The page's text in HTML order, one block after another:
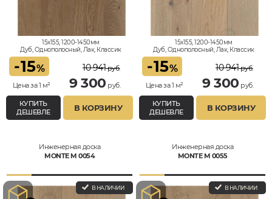
15x155, 1200-1450мм
Дуб, Однополосный, Лак, Классик
-15%
Цена за 1 м²
10 941руб.
9 300 руб.
КУПИТЬ
ДЕШЕВЛЕ
В КОРЗИНУ
15x155, 1200-1450мм
Дуб, Однополосный, Лак, Классик
-15%
Цена за 1 м²
10 941руб.
9 300 руб.
КУПИТЬ
ДЕШЕВЛЕ
В КОРЗИНУ
Инженерная доска
MONTE M 0054
В НАЛИЧИИ
Инженерная доска
MONTE M 0055
В НАЛИЧИИ